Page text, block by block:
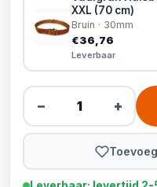
XXL (70 cm)
Bruin · 30mm
€36,76
Leverbaar
− +